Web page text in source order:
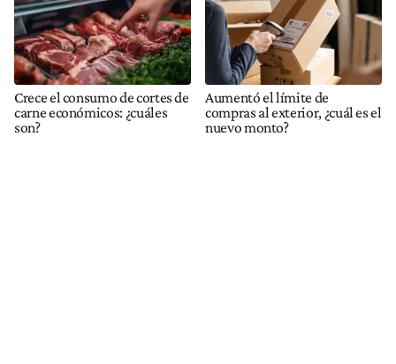
Crece el consumo de cortes de
carne económicos: ¿cuáles
son?
Aumentó el límite de
compras al exterior, ¿cuál es el
nuevo monto?